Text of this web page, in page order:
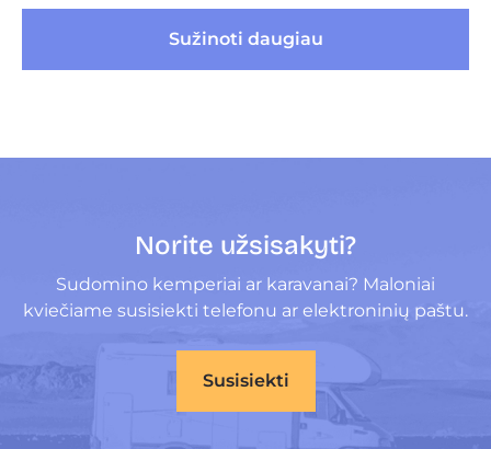
Sužinoti daugiau
Norite užsisakyti?
Sudomino kemperiai ar karavanai? Maloniai
kviečiame susisiekti telefonu ar elektroninių paštu.
Susisiekti